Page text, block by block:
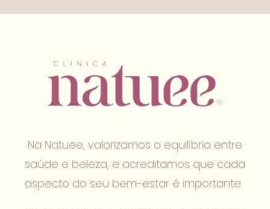
Na Natuee, valorizamos o equilíbrio entre
saúde e beleza, e acreditamos que cada
aspecto do seu bem-estar é importante.